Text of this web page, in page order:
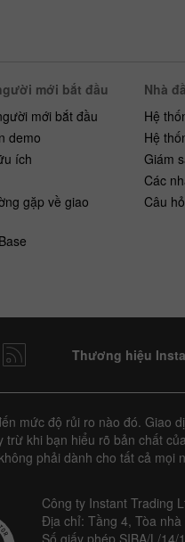
mới bắt đầu
mới bắt đầu
demo
ích
gặp về giao
Nhà
Hệ
Hệ
Giám
Các
Câu
Thương hiệu
mức độ rủi ro nào đó. Giao
trừ khi bạn hiểu rõ bản chất
phải dành cho tất cả mọi
Công ty Instant Trading
Địa chỉ: Tầng 4, Tòa nhà
Số giấy phép SIBA/L/